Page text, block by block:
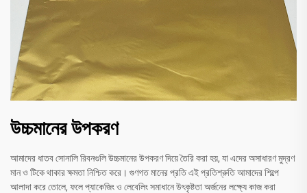
উচ্চমানের উপকরণ
আমাদের ধাতব সোনালি রিবনগুলি উচ্চমানের উপকরণ দিয়ে তৈরি করা হয়, যা এদের অসাধারণ মুদ্রণ
মান ও টিকে থাকার ক্ষমতা নিশ্চিত করে। গুণগত মানের প্রতি এই প্রতিশ্রুতি আমাদের শিল্পে
আলাদা করে তোলে, ফলে প্যাকেজিং ও লেবেলিং সমাধানে উৎকৃষ্টতা অর্জনের লক্ষ্যে কাজ করা